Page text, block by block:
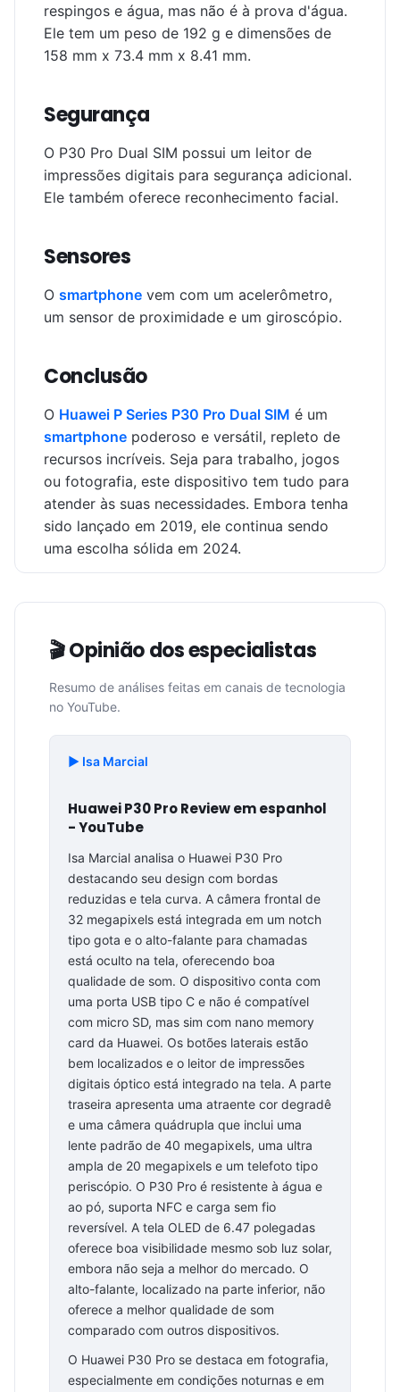
respingos e água, mas não é à prova d'água.
Ele tem um peso de 192 g e dimensões de
158 mm x 73.4 mm x 8.41 mm.
Segurança
O P30 Pro Dual SIM possui um leitor de
impressões digitais para segurança adicional.
Ele também oferece reconhecimento facial.
Sensores
O smartphone vem com um acelerômetro,
um sensor de proximidade e um giroscópio.
Conclusão
O Huawei P Series P30 Pro Dual SIM é um
smartphone poderoso e versátil, repleto de
recursos incríveis. Seja para trabalho, jogos
ou fotografia, este dispositivo tem tudo para
atender às suas necessidades. Embora tenha
sido lançado em 2019, ele continua sendo
uma escolha sólida em 2024.
🎬 Opinião dos especialistas
Resumo de análises feitas em canais de tecnologia
no YouTube.
▶️ Isa Marcial
Huawei P30 Pro Review em espanhol
- YouTube
Isa Marcial analisa o Huawei P30 Pro
destacando seu design com bordas
reduzidas e tela curva. A câmera frontal de
32 megapixels está integrada em um notch
tipo gota e o alto-falante para chamadas
está oculto na tela, oferecendo boa
qualidade de som. O dispositivo conta com
uma porta USB tipo C e não é compatível
com micro SD, mas sim com nano memory
card da Huawei. Os botões laterais estão
bem localizados e o leitor de impressões
digitais óptico está integrado na tela. A parte
traseira apresenta uma atraente cor degradê
e uma câmera quádrupla que inclui uma
lente padrão de 40 megapixels, uma ultra
ampla de 20 megapixels e um telefoto tipo
periscópio. O P30 Pro é resistente à água e
ao pó, suporta NFC e carga sem fio
reversível. A tela OLED de 6.47 polegadas
oferece boa visibilidade mesmo sob luz solar,
embora não seja a melhor do mercado. O
alto-falante, localizado na parte inferior, não
oferece a melhor qualidade de som
comparado com outros dispositivos.
O Huawei P30 Pro se destaca em fotografia,
especialmente em condições noturnas e em